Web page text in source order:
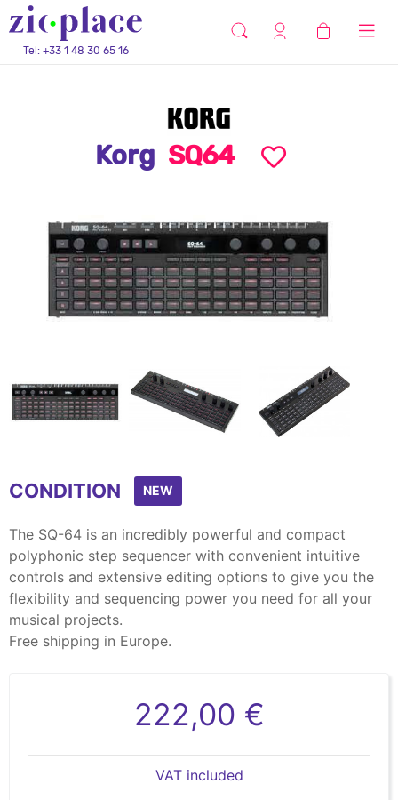
Tel: +33 1 48 30 65 16
Korg SQ64
of
CONDITION NEW
The SQ-64 is an incredibly powerful and compact
polyphonic step sequencer with convenient intuitive
controls and extensive editing options to give you the
flexibility and sequencing power you need for all your
musical projects.
Free shipping in Europe.
222,00 €
VAT included